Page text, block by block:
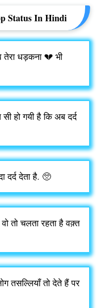
Status In Hindi
धड़कना 💔 भी
हो गयी है कि अब दर्द
दर्द देता है. 🥺
तो चलता रहता है वक़्त
तसल्लियाँ तो देते हैं पर